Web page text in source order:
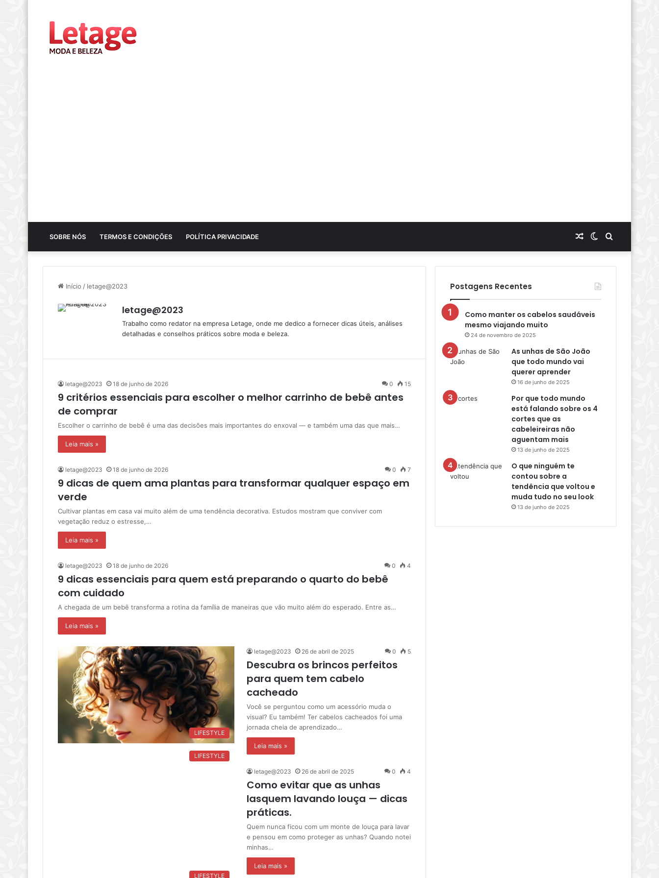
SOBRE NÓS TERMOS E CONDIÇÕES POLÍTICA PRIVACIDADE Procurar
por
Switch
skin
Artigo
aleatório
Início / letage@2023
letage@2023
Trabalho como redator na empresa Letage, onde me dedico a fornecer dicas úteis, análises
detalhadas e conselhos práticos sobre moda e beleza.
letage@2023 18 de junho de 2026 0 15
9 critérios essenciais para escolher o melhor carrinho de bebê antes
de comprar
Escolher o carrinho de bebê é uma das decisões mais importantes do enxoval — e também uma das que mais…
Leia mais »
letage@2023 18 de junho de 2026 0 7
9 dicas de quem ama plantas para transformar qualquer espaço em
verde
Cultivar plantas em casa vai muito além de uma tendência decorativa. Estudos mostram que conviver com
vegetação reduz o estresse,…
Leia mais »
letage@2023 18 de junho de 2026 0 4
9 dicas essenciais para quem está preparando o quarto do bebê
com cuidado
A chegada de um bebê transforma a rotina da família de maneiras que vão muito além do esperado. Entre as…
Leia mais »
LIFESTYLE
letage@2023 26 de abril de 2025 0 5
Descubra os brincos perfeitos
para quem tem cabelo
cacheado
Você se perguntou como um acessório muda o
visual? Eu também! Ter cabelos cacheados foi uma
jornada cheia de aprendizado…
Leia mais »
LIFESTYLE
letage@2023 26 de abril de 2025 0 4
Como evitar que as unhas
lasquem lavando louça — dicas
práticas.
Quem nunca ficou com um monte de louça para lavar
e pensou em como proteger as unhas? Quando notei
minhas…
Leia mais »
LIFESTYLE
Postagens Recentes
Como manter os cabelos saudáveis
mesmo viajando muito
24 de novembro de 2025
As unhas de São João
que todo mundo vai
querer aprender
16 de junho de 2025
Por que todo mundo
está falando sobre os 4
cortes que as
cabeleireiras não
aguentam mais
13 de junho de 2025
O que ninguém te
contou sobre a
tendência que voltou e
muda tudo no seu look
13 de junho de 2025